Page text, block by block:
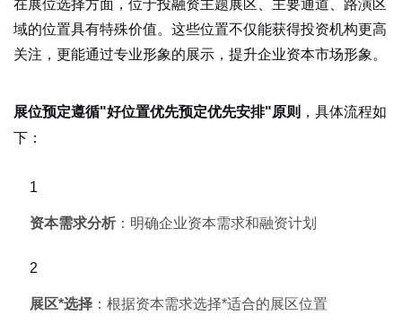
域的位置具有特殊价值。这些位置不仅能获得投资机构更高
关注，更能通过专业形象的展示，提升企业资本市场形象。
展位预定遵循"好位置优先预定优先安排"原则 ，具体流程如
下：
资本需求分析 ：明确企业资本需求和融资计划
展区*选择 ：根据资本需求选择*适合的展区位置